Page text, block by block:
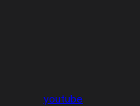
youtube